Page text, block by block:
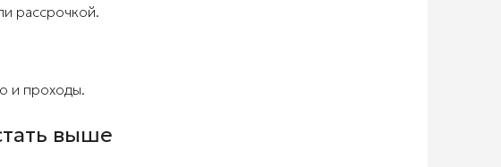
рассрочкой.
и проходы.
выше